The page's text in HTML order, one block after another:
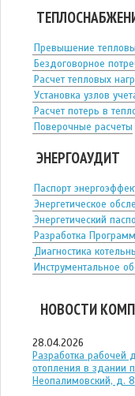
Превышение
Бездоговорное
Расчет тепловых
Установка узлов
Расчет потерь в
Поверочные расчеты
ЭНЕРГОАУДИТ
Паспорт
Энергетическое
Энергетический
Разработка
Диагностика
Инструментальное
НОВОСТИ
28.04.2026
Разработка рабочей
отопления в здании
Неопалимовский, д. 8